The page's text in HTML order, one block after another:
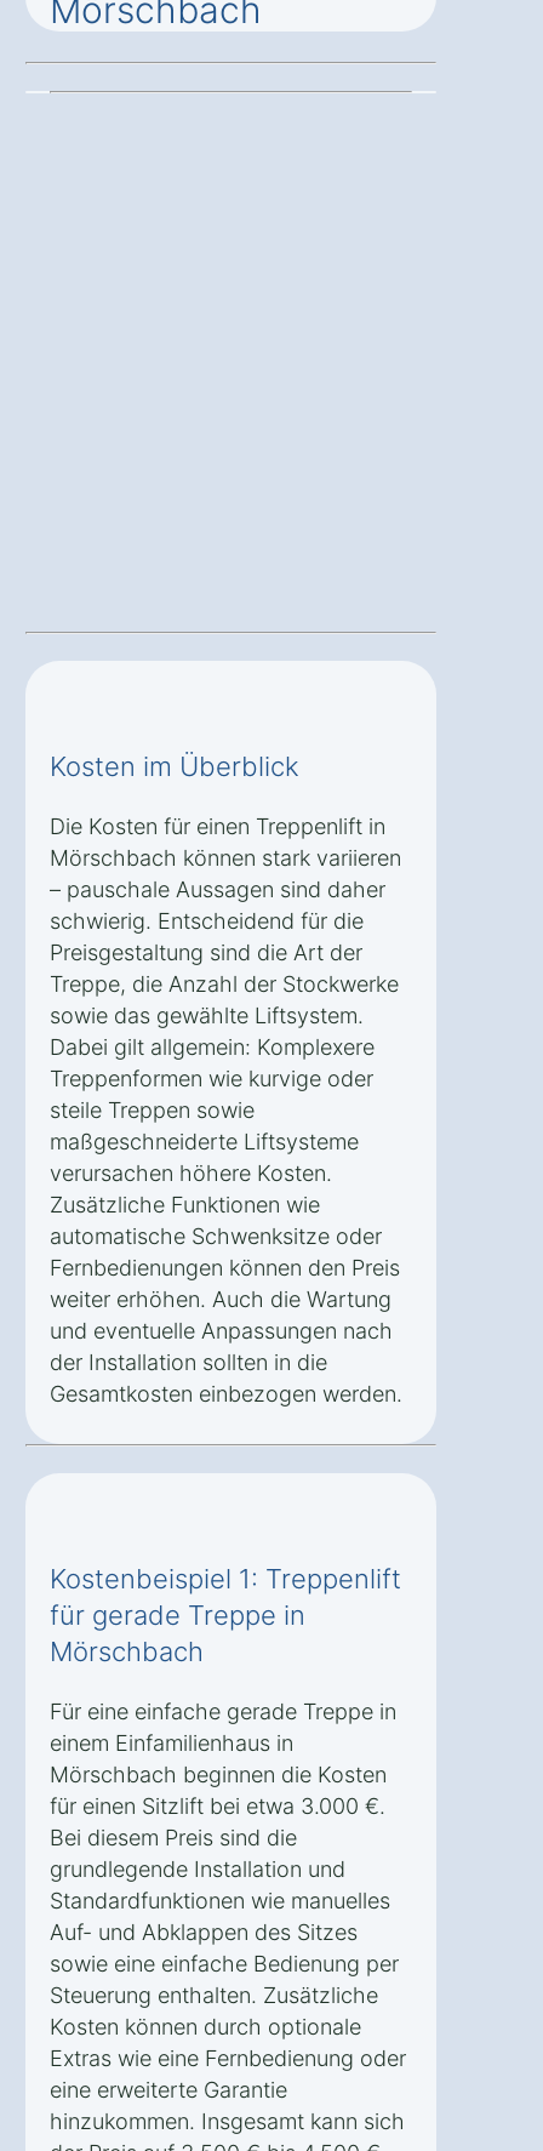
Mörschbach
Kosten im Überblick
Die Kosten für einen Treppenlift in
Mörschbach können stark variieren
– pauschale Aussagen sind daher
schwierig. Entscheidend für die
Preisgestaltung sind die Art der
Treppe, die Anzahl der Stockwerke
sowie das gewählte Liftsystem.
Dabei gilt allgemein: Komplexere
Treppenformen wie kurvige oder
steile Treppen sowie
maßgeschneiderte Liftsysteme
verursachen höhere Kosten.
Zusätzliche Funktionen wie
automatische Schwenksitze oder
Fernbedienungen können den Preis
weiter erhöhen. Auch die Wartung
und eventuelle Anpassungen nach
der Installation sollten in die
Gesamtkosten einbezogen werden.
Kostenbeispiel 1: Treppenlift
für gerade Treppe in
Mörschbach
Für eine einfache gerade Treppe in
einem Einfamilienhaus in
Mörschbach beginnen die Kosten
für einen Sitzlift bei etwa 3.000 €.
Bei diesem Preis sind die
grundlegende Installation und
Standardfunktionen wie manuelles
Auf- und Abklappen des Sitzes
sowie eine einfache Bedienung per
Steuerung enthalten. Zusätzliche
Kosten können durch optionale
Extras wie eine Fernbedienung oder
eine erweiterte Garantie
hinzukommen. Insgesamt kann sich